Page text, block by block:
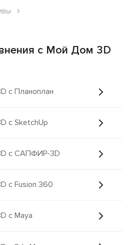
с Мой Дом 3D
с Планоплан
с SketchUp
с САПФИР-3D
с Fusion 360
с Maya